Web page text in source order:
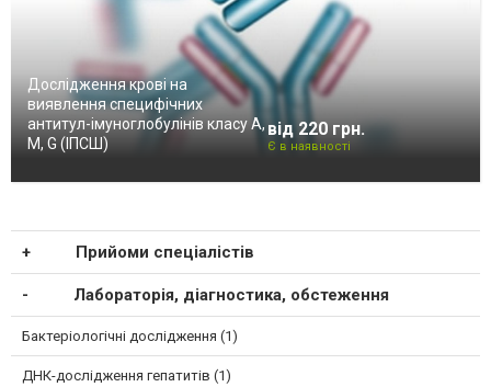
Дослідження крові на
виявлення специфічних
антитул-імуноглобулінів класу A,
M, G (ІПСШ)
від 220 грн.
Є в наявності
Прийоми спеціалістів
Лабораторія, діагностика, обстеження
Бактеріологічні дослідження (1)
ДНК-дослідження гепатитів (1)